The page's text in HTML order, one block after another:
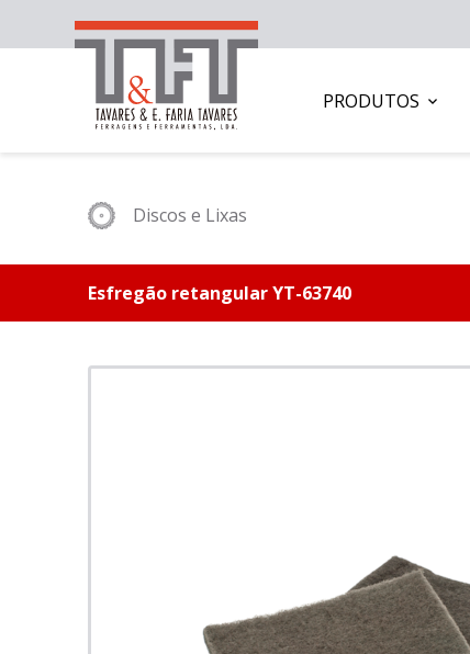
PRODUTOS
Discos e Lixas
Esfregão retangular YT-63740